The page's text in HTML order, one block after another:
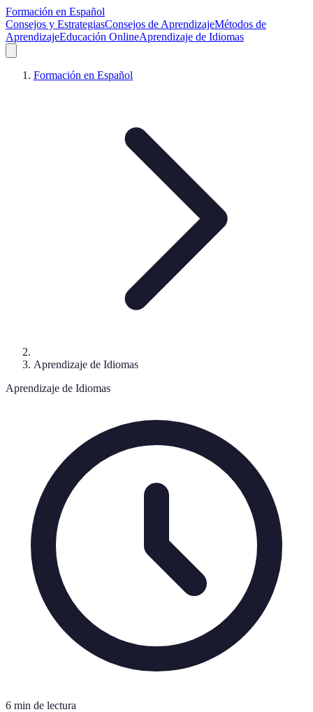
Formación en Español
Consejos y EstrategiasConsejos de AprendizajeMétodos de
AprendizajeEducación OnlineAprendizaje de Idiomas
Formación en Español
Aprendizaje de Idiomas
Aprendizaje de Idiomas
6 min de lectura